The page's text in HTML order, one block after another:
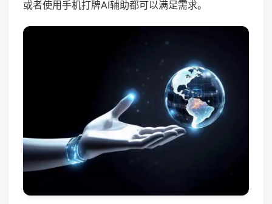
或者使用手机打牌AI辅助都可以满足需求。